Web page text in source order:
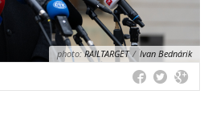
photo:RAILTARGET / Ivan Bednárik